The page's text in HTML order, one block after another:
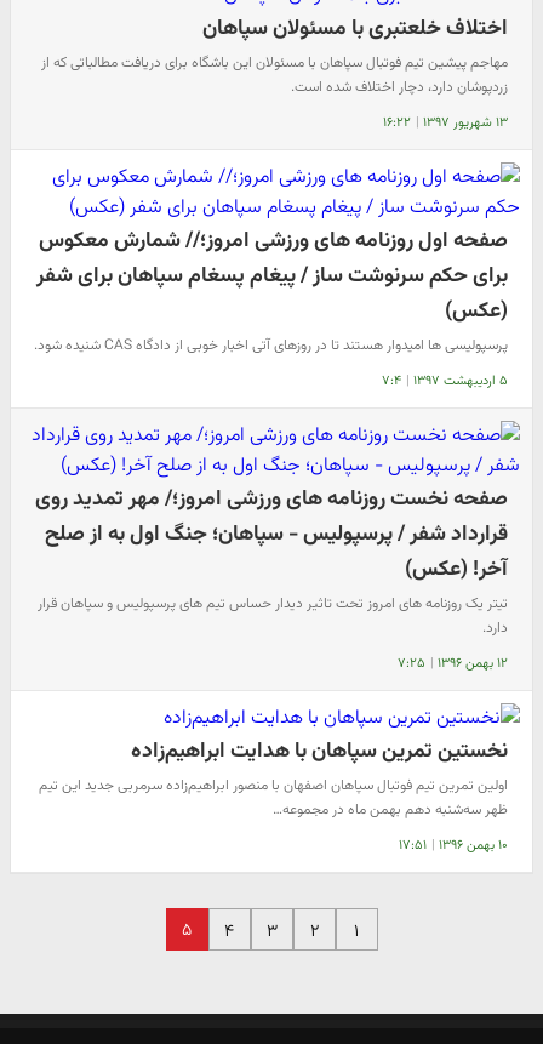
اختلاف خلعتبری با مسئولان سپاهان
مهاجم پیشین تیم فوتبال سپاهان با مسئولان این باشگاه برای دریافت مطالباتی که از
زردپوشان دارد، دچار اختلاف شده است.
۱۳ شهریور ۱۳۹۷ | ۱۶:۲۲
صفحه اول روزنامه های ورزشی امروز؛// شمارش معکوس
برای حکم سرنوشت ساز / پیغام پسغام سپاهان برای شفر
(عکس)
پرسپولیسی ها امیدوار هستند تا در روزهای آتی اخبار خوبی از دادگاه CAS شنیده شود.
۵ اردیبهشت ۱۳۹۷ | ۷:۴
صفحه نخست روزنامه های ورزشی امروز؛/ مهر تمدید روی
قرارداد شفر / پرسپولیس - سپاهان؛ جنگ اول به از صلح
آخر! (عکس)
تیتر یک روزنامه های امروز تحت تاثیر دیدار حساس تیم های پرسپولیس و سپاهان قرار
دارد.
۱۲ بهمن ۱۳۹۶ | ۷:۲۵
نخستین تمرین سپاهان با هدایت ابراهیم‌زاده
اولین تمرین تیم فوتبال سپاهان اصفهان با منصور ابراهیم‌زاده سرمربی جدید این تیم
ظهر سه‌شنبه دهم بهمن ماه در مجموعه…
۱۰ بهمن ۱۳۹۶ | ۱۷:۵۱
۱ ۲ ۳ ۴ ۵